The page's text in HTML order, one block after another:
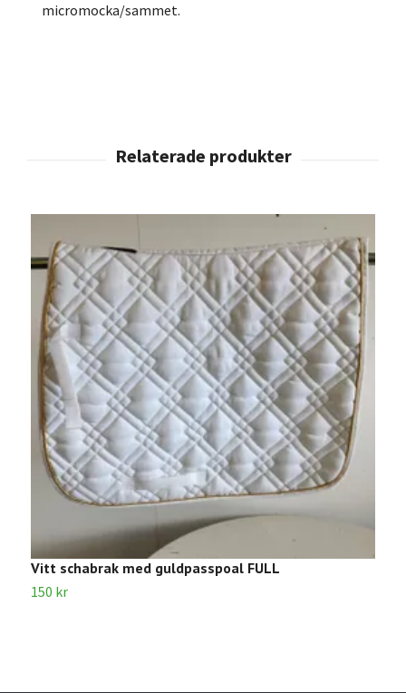
micromocka/sammet.
Vitt schabrak med guldpasspoal FULL
150 kr